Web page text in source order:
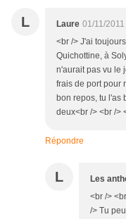
L Laure 01/11/
<br /> J'ai
Quichottine, à
n'aurait pas vu le
frais de port pour
bon repos, tu l'as
deux<br /> <br />
Répondre
L Les
<br />
/> Tu